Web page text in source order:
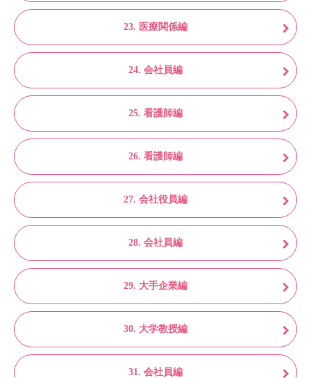
23. 医療関係編
24. 会社員編
25. 看護師編
26. 看護師編
27. 会社役員編
28. 会社員編
29. 大手企業編
30. 大学教授編
31. 会社員編